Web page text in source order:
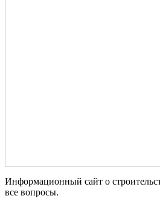
Информационный сайт о
все вопросы.